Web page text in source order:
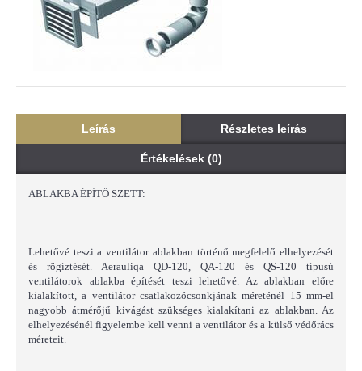
Leírás Részletes leírás
Értékelések (0)
ABLAKBA ÉPÍTŐ SZETT:
Lehetővé teszi a ventilátor ablakban történő megfelelő elhelyezését
és rögíztését. Aerauliqa QD-120, QA-120 és QS-120 típusú
ventilátorok ablakba építését teszi lehetővé. Az ablakban előre
kialakított, a ventilátor csatlakozócsonkjának méreténél 15 mm-el
nagyobb átmérőjű kivágást szükséges kialakítani az ablakban. Az
elhelyezésénél figyelembe kell venni a ventilátor és a külső védőrács
méreteit.